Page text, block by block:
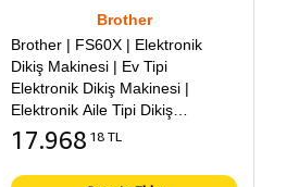
Brother
Brother | FS60X | Elektronik
Dikiş Makinesi | Ev Tipi
Elektronik Dikiş Makinesi |
Elektronik Aile Tipi Dikiş
Makinesi
17.968 18 TL